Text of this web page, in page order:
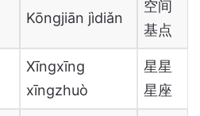
Kōngjiān jìdiǎn
空间
基点
Xīngxīng
xīngzhuò
星星
星座